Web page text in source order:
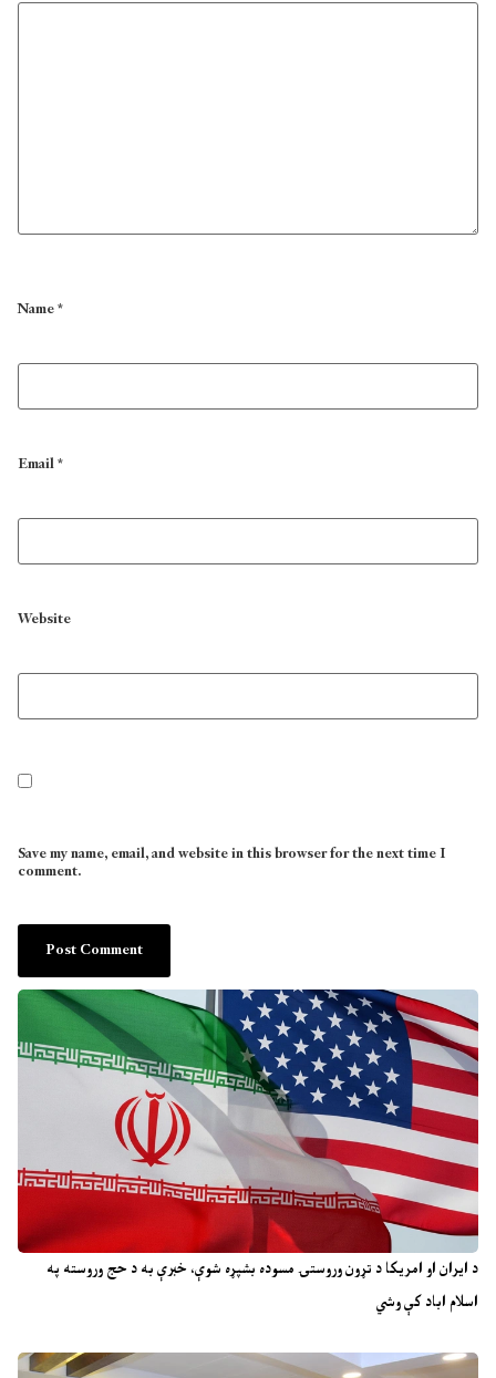
د ایران او امریکا د تړون وروستۍ مسوده بشپړه شوې، خبرې به د حج وروسته په
اسلام اباد کې وشي
Name*
Email*
Website
Save my name, email, and website in this browser for the next time I
comment.